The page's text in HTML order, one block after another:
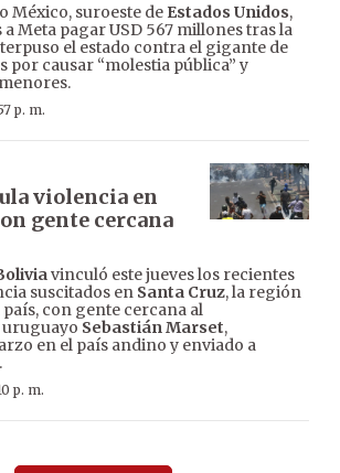
México, suroeste de Estados Unidos,
Meta pagar USD 567 millones tras la
el estado contra el gigante de
por causar “molestia pública” y
p. m.
violencia en
gente cercana
vinculó este jueves los recientes
suscitados en Santa Cruz, la región
con gente cercana al
Sebastián Marset,
en el país andino y enviado a
.
p. m.